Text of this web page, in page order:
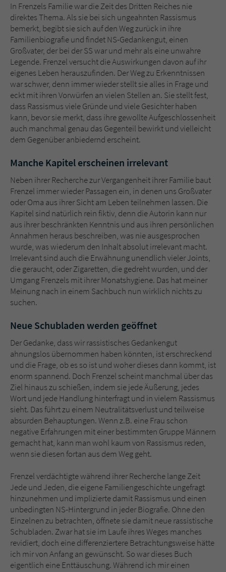
In Frenzels Familie war die Zeit des Dritten Reiches nie
direktes Thema. Als sie bei sich ungeahnten Rassismus
bemerkt, begibt sie sich auf den Weg zurück in ihre
Familienbiografie und findet NS-Gedankengut, einen
Großvater, der bei der SS war und mehr als eine unwahre
Legende. Frenzel versucht die Auswirkungen davon auf ihr
eigenes Leben herauszufinden. Der Weg zu Erkenntnissen
war schwer, denn immer wieder stellt sie alles in Frage und
eckt mit ihren Vorwürfen an vielen Stellen an. Sie stellt fest,
dass Rassismus viele Gründe und viele Gesichter haben
kann, bevor sie merkt, dass ihre gewollte Aufgeschlossenheit
auch manchmal genau das Gegenteil bewirkt und vielleicht
dem Gegenüber anbiedernd erscheint.
Manche Kapitel erscheinen irrelevant
Neben ihrer Recherche zur Vergangenheit ihrer Familie baut
Frenzel immer wieder Passagen ein, in denen uns Großvater
oder Oma aus ihrer Sicht am Leben teilnehmen lassen. Die
Kapitel sind natürlich rein fiktiv, denn die Autorin kann nur
aus ihrer beschränkten Kenntnis und aus ihren persönlichen
Annahmen heraus beschreiben, was nie ausgesprochen
wurde, was wiederum den Inhalt absolut irrelevant macht.
Irrelevant sind auch die Erwähnung unendlich vieler Joints,
die geraucht, oder Zigaretten, die gedreht wurden, und der
Umgang Frenzels mit ihrer Monatshygiene. Das hat meiner
Meinung nach in einem Sachbuch nun wirklich nichts zu
suchen.
Neue Schubladen werden geöffnet
Der Gedanke, dass wir rassistisches Gedankengut
ahnungslos übernommen haben könnten, ist erschreckend
und die Frage, ob es so ist und woher dieses dann kommt, ist
enorm spannend. Doch Frenzel scheint manchmal über das
Ziel hinaus zu schießen, indem sie jede Äußerung, jedes
Wort und jede Handlung hinterfragt und in vielem Rassismus
sieht. Das führt zu einem Neutralitätsverlust und teilweise
absurden Behauptungen. Wenn z.B. eine Frau schon
negative Erfahrungen mit einer bestimmten Gruppe Männern
gemacht hat, kann man wohl kaum von Rassismus reden,
wenn sie diesen fortan aus dem Weg geht.
Frenzel verdächtigte während ihrer Recherche lange Zeit
Jede und Jeden, die eigene Familiengeschichte ungefragt
hinzunehmen und implizierte damit Rassismus und einen
unbedingten NS-Hintergrund in jeder Biografie. Ohne den
Einzelnen zu betrachten, öffnete sie damit neue rassistische
Schubladen. Zwar hat sie im Laufe ihres Weges manches
revidiert, doch eine differenziertere Betrachtungsweise hätte
ich mir von Anfang an gewünscht. So war dieses Buch
eigentlich eine Enttäuschung. Während ich mir einen